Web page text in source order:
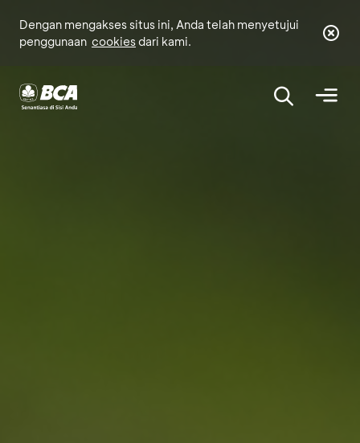
Dengan mengakses situs ini, Anda telah menyetujui
penggunaan cookies dari kami.